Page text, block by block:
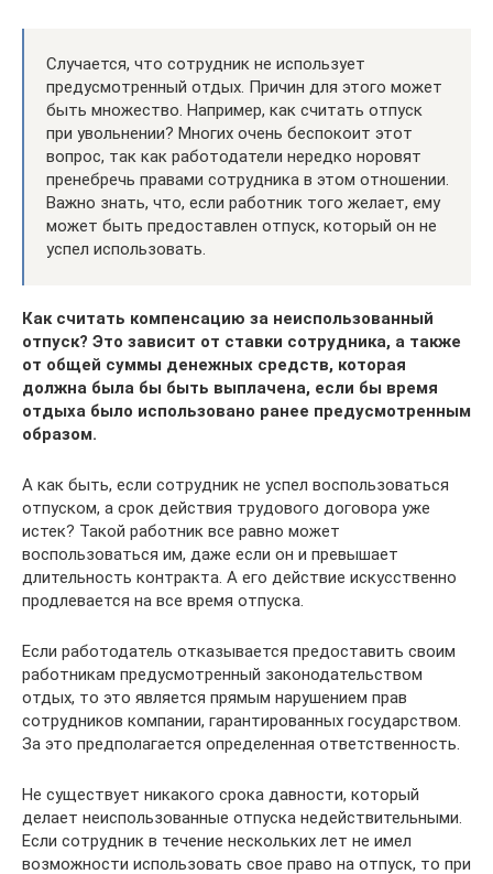
Случается, что сотрудник не использует
предусмотренный отдых. Причин для этого может
быть множество. Например, как считать отпуск
при увольнении? Многих очень беспокоит этот
вопрос, так как работодатели нередко норовят
пренебречь правами сотрудника в этом отношении.
Важно знать, что, если работник того желает, ему
может быть предоставлен отпуск, который он не
успел использовать.
Как считать компенсацию за неиспользованный
отпуск? Это зависит от ставки сотрудника, а также
от общей суммы денежных средств, которая
должна была бы быть выплачена, если бы время
отдыха было использовано ранее предусмотренным
образом.
А как быть, если сотрудник не успел воспользоваться
отпуском, а срок действия трудового договора уже
истек? Такой работник все равно может
воспользоваться им, даже если он и превышает
длительность контракта. А его действие искусственно
продлевается на все время отпуска.
Если работодатель отказывается предоставить своим
работникам предусмотренный законодательством
отдых, то это является прямым нарушением прав
сотрудников компании, гарантированных государством.
За это предполагается определенная ответственность.
Не существует никакого срока давности, который
делает неиспользованные отпуска недействительными.
Если сотрудник в течение нескольких лет не имел
возможности использовать свое право на отпуск, то при